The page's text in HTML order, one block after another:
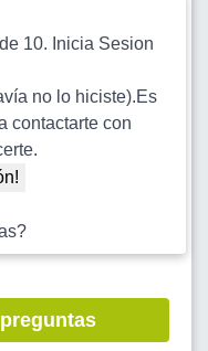
10. Inicia Sesion
no lo hiciste).Es
contactarte con